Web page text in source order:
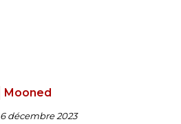
Mooned
6 décembre 2023